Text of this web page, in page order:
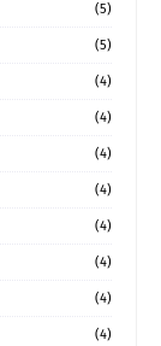
(5)
(5)
(4)
(4)
(4)
(4)
(4)
(4)
(4)
(4)